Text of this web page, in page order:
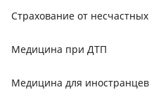
Страхование от
Медицина при ДТП
Медицина для иностранцев